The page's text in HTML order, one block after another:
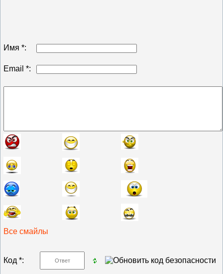
Имя *:
Email *:
Все смайлы
Код *: